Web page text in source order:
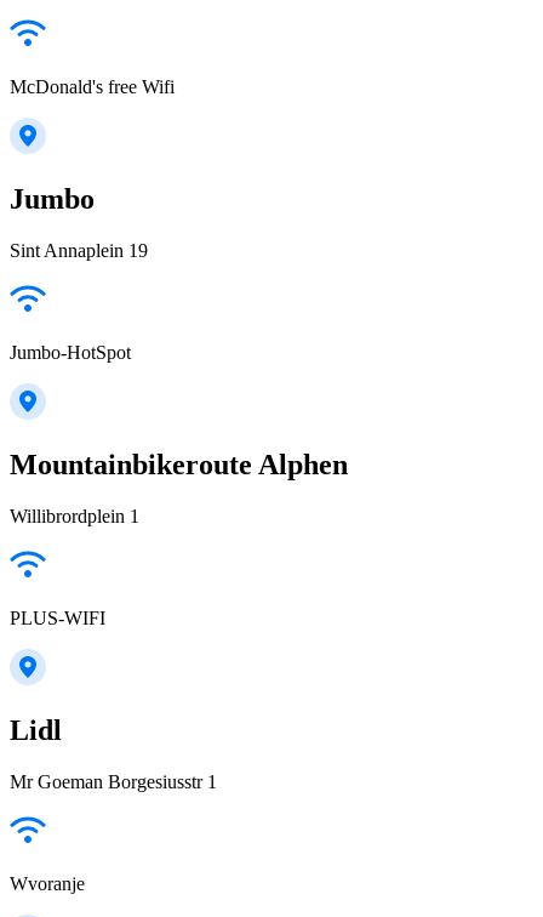
McDonald's free Wifi
Jumbo
Sint Annaplein 19
Jumbo-HotSpot
Mountainbikeroute Alphen
Willibrordplein 1
PLUS-WIFI
Lidl
Mr Goeman Borgesiusstr 1
Wvoranje